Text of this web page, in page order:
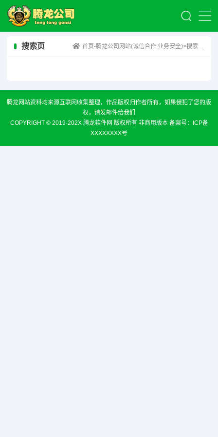
搜索页 首页-腾龙公司网站(诚信合作,业务安全)>搜索结果：“xfbF”相关的内容
腾龙网站资料均来源互联网收集整理，作品版权归作者所有，如果侵犯了您的版
权，请发邮件给我们
COPYRIGHT © 2019-202X 腾龙软件网 版权所有 非商用版本 备案号：
ICP备
XXXXXXXX号